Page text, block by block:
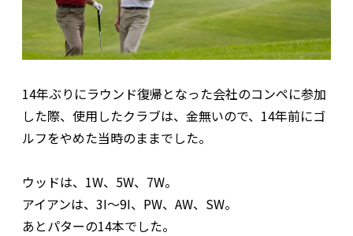
14年ぶりにラウンド復帰となった会社のコンペに参加
した際、使用したクラブは、金無いので、14年前にゴ
ルフをやめた当時のままでした。
ウッドは、1W、5W、7W。
アイアンは、3I～9I、PW、AW、SW。
あとパターの14本でした。